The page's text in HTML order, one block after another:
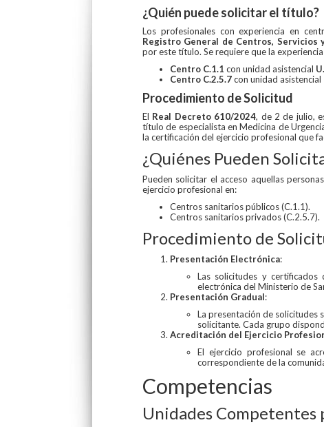
¿Quién puede solicitar el título?
Los profesionales con experiencia en
Registro General de Centros, Servicios
por este título. Se requiere que la
Centro C.1.1 con unidad asistencial
Centro C.2.5.7con unidad asistencial
Procedimiento de Solicitud
El Real Decreto 610/2024, de 2 de julio,
título de especialista en Medicina de
la certificación del ejercicio profesional que
¿Quiénes Pueden
Pueden solicitar el acceso aquellas
ejercicio profesional en:
Centros sanitarios públicos (C.1.1).
Centros sanitarios privados (C.2.5.7).
Procedimiento de
Presentación Electrónica:
Las solicitudes y
electrónica del Ministerio de
Presentación Gradual:
La presentación de solicitudes
solicitante. Cada grupo
Acreditación del Ejercicio
El ejercicio profesional se
correspondiente de la
Competencias
Unidades Competentes